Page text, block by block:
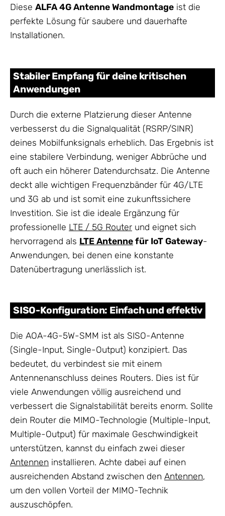
Diese ALFA 4G Antenne Wandmontage ist die
perfekte Lösung für saubere und dauerhafte
Installationen.
Stabiler Empfang für deine kritischen
Anwendungen
Durch die externe Platzierung dieser Antenne
verbesserst du die Signalqualität (RSRP/SINR)
deines Mobilfunksignals erheblich. Das Ergebnis ist
eine stabilere Verbindung, weniger Abbrüche und
oft auch ein höherer Datendurchsatz. Die Antenne
deckt alle wichtigen Frequenzbänder für 4G/LTE
und 3G ab und ist somit eine zukunftssichere
Investition. Sie ist die ideale Ergänzung für
professionelle LTE / 5G Router und eignet sich
hervorragend als LTE Antenne für IoT Gateway-
Anwendungen, bei denen eine konstante
Datenübertragung unerlässlich ist.
SISO-Konfiguration: Einfach und effektiv
Die AOA-4G-5W-SMM ist als SISO-Antenne
(Single-Input, Single-Output) konzipiert. Das
bedeutet, du verbindest sie mit einem
Antennenanschluss deines Routers. Dies ist für
viele Anwendungen völlig ausreichend und
verbessert die Signalstabilität bereits enorm. Sollte
dein Router die MIMO-Technologie (Multiple-Input,
Multiple-Output) für maximale Geschwindigkeit
unterstützen, kannst du einfach zwei dieser
Antennen installieren. Achte dabei auf einen
ausreichenden Abstand zwischen den Antennen,
um den vollen Vorteil der MIMO-Technik
auszuschöpfen.